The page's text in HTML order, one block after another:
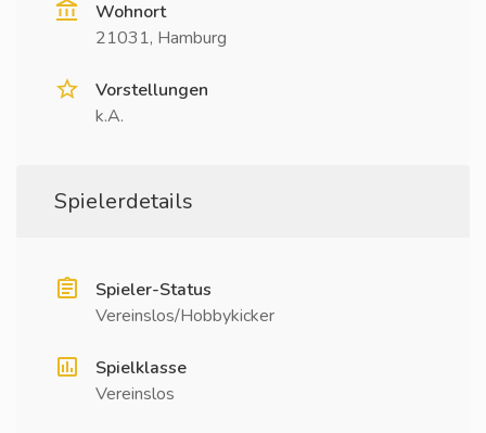
Wohnort
21031, Hamburg
Vorstellungen
k.A.
Spielerdetails
Spieler-Status
Vereinslos/Hobbykicker
Spielklasse
Vereinslos